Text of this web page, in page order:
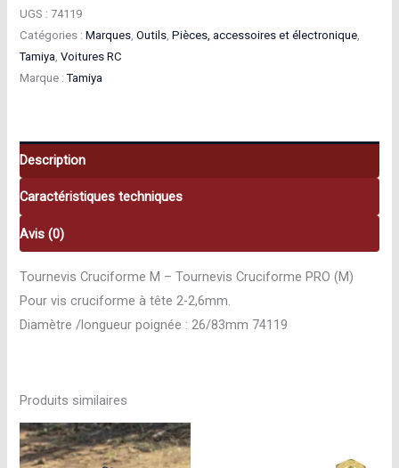
Tamiya
Tournevis
Cruciforme
M
UGS :74119
Catégories :Marques,Outils,Pièces, accessoires et électronique,
Tamiya,Voitures RC
Marque :Tamiya
Description
Caractéristiques techniques
Avis (0)
Tournevis Cruciforme M – Tournevis Cruciforme PRO (M)
Pour vis cruciforme à tête 2-2,6mm.
Diamètre /longueur poignée : 26/83mm 74119
Produits similaires